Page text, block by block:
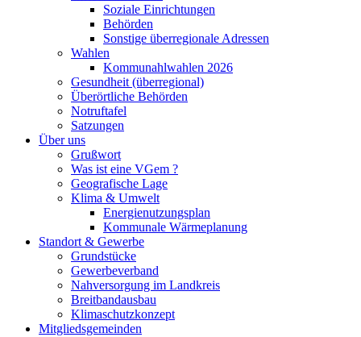
Soziale Einrichtungen
Behörden
Sonstige überregionale Adressen
Wahlen
Kommunahlwahlen 2026
Gesundheit (überregional)
Überörtliche Behörden
Notruftafel
Satzungen
Über uns
Grußwort
Was ist eine VGem ?
Geografische Lage
Klima & Umwelt
Energienutzungsplan
Kommunale Wärmeplanung
Standort & Gewerbe
Grundstücke
Gewerbeverband
Nahversorgung im Landkreis
Breitbandausbau
Klimaschutzkonzept
Mitgliedsgemeinden